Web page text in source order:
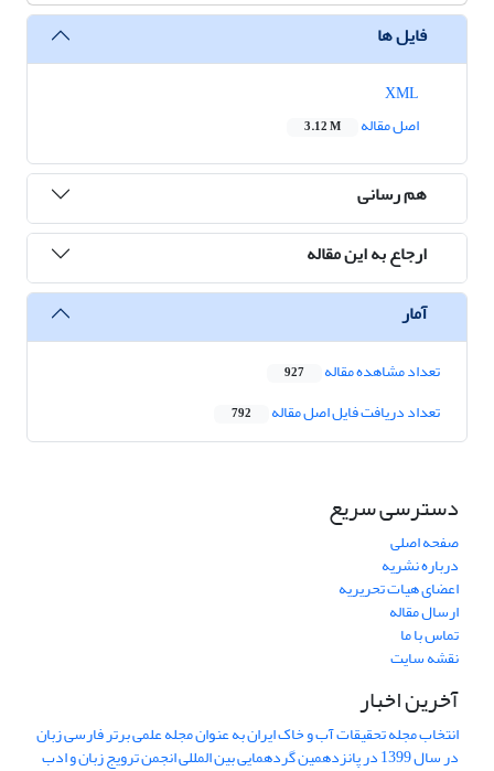
فایل ها
اصل مقاله
3.12 M
هم رسانی
ارجاع به این مقاله
آمار
تعداد مشاهده مقاله 927
تعداد دریافت فایل اصل مقاله 792
دسترسی سریع
صفحه اصلی
درباره نشریه
اعضای هیات تحریریه
ارسال مقاله
تماس با ما
نقشه سایت
آخرین اخبار
انتخاب مجله تحقیقات آب و خاک ایران به عنوان مجله علمی برتر فارسی زبان
در سال 1399 در پانزدهمین گردهمایی بین المللی انجمن ترویج زبان و ادب